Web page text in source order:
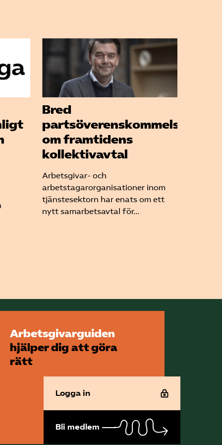
Bred
partsöverenskommelse
om framtidens
kollektivavtal
Arbetsgivar- och
arbetstagarorganisationer inom
tjänstesektorn har enats om ett
nytt samarbetsavtal för...
Arbetsgivarguiden
hjälper dig att göra
rätt
Logga in
Bli medlem